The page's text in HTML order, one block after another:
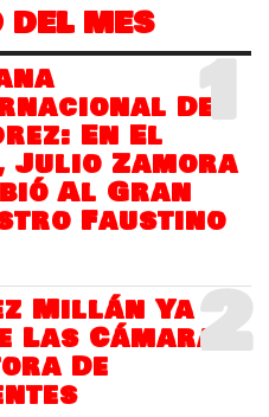
MES
1
Del
En El
Julio Zamora
Al Gran
Faustino
2
Millán Ya
Las Cámaras
De